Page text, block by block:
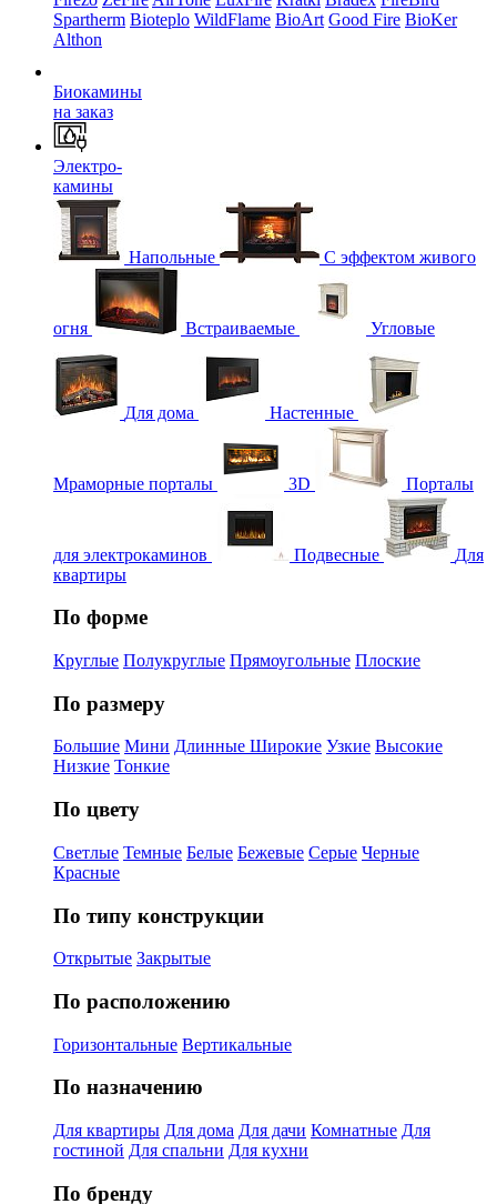
Spartherm Bioteplo WildFlame BioArt Good Fire BioKer
Althon
Биокамины
на заказ
Электро-
камины
Напольные С эффектом живого
огня Встраиваемые Угловые
Для дома Настенные
Мраморные порталы 3D Порталы
для электрокаминов Подвесные
Для
квартиры
По форме
Круглые Полукруглые Прямоугольные Плоские
По размеру
Большие Мини Длинные Широкие Узкие Высокие
Низкие Тонкие
По цвету
Светлые Темные Белые Бежевые Серые Черные
Красные
По типу конструкции
Открытые Закрытые
По расположению
Горизонтальные Вертикальные
По назначению
Для квартиры Для дома Для дачи Комнатные Для
гостиной Для спальни Для кухни
По бренду